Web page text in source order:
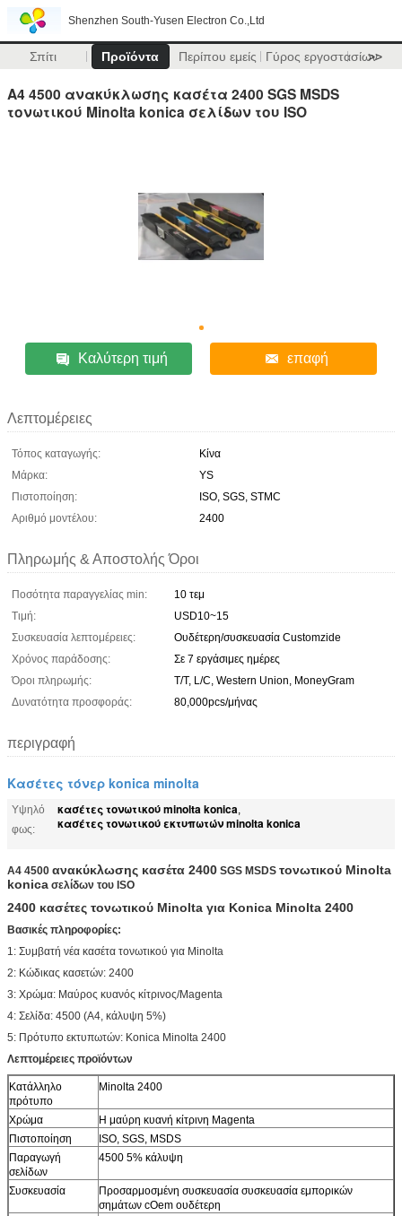
Shenzhen South-Yusen Electron Co.,Ltd
Σπίτι Προϊόντα Περίπου εμείς Γύρος εργοστασίων
>>
A4 4500 ανακύκλωσης κασέτα 2400 SGS MSDS
τονωτικού Minolta konica σελίδων του ISO
Καλύτερη τιμή επαφή
Λεπτομέρειες
Τόπος καταγωγής:
Κίνα
Μάρκα:
YS
Πιστοποίηση:
ISO, SGS, STMC
Αριθμό μοντέλου:
2400
Πληρωμής & Αποστολής Όροι
Ποσότητα παραγγελίας min:
10 τεμ
Τιμή:
USD10~15
Συσκευασία λεπτομέρειες:
Ουδέτερη/συσκευασία Customzide
Χρόνος παράδοσης:
Σε 7 εργάσιμες ημέρες
Όροι πληρωμής:
T/T, L/C, Western Union, MoneyGram
Δυνατότητα προσφοράς:
80,000pcs/μήνας
περιγραφή
Κασέτες τόνερ konica minolta
Υψηλό
φως:
κασέτες τονωτικού minolta konica,
κασέτες τονωτικού εκτυπωτών minolta konica
A4 4500 ανακύκλωσης κασέτα 2400 SGS MSDS τονωτικού Minolta
konica σελίδων του ISO
2400 κασέτες τονωτικού Minolta για Konica Minolta 2400
Βασικές πληροφορίες:
1: Συμβατή νέα κασέτα τονωτικού για Minolta
2: Κώδικας κασετών: 2400
3: Χρώμα: Μαύρος κυανός κίτρινος/Magenta
4: Σελίδα: 4500 (A4, κάλυψη 5%)
5: Πρότυπο εκτυπωτών: Konica Minolta 2400
Λεπτομέρειες προϊόντων
Κατάλληλο
πρότυπο
Minolta 2400
Χρώμα
Η μαύρη κυανή κίτρινη Magenta
Πιστοποίηση
ISO, SGS, MSDS
Παραγωγή
σελίδων
4500 5% κάλυψη
Συσκευασία
Προσαρμοσμένη συσκευασία συσκευασία εμπορικών
σημάτων cOem ουδέτερη